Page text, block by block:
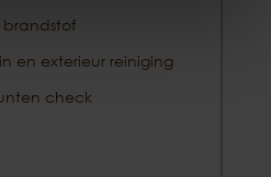
en exterieur reiniging
check